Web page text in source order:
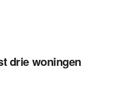
drie woningen